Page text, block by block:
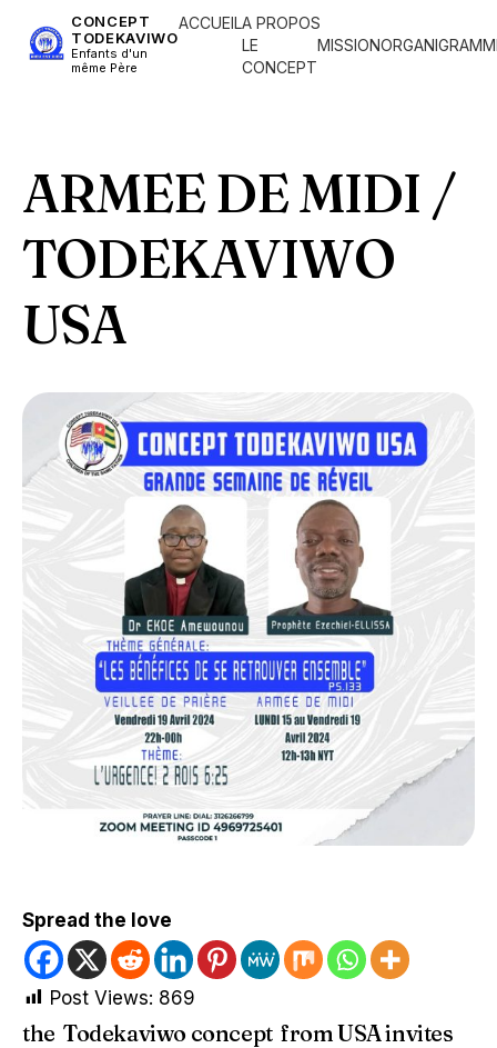
CONCEPT
TODEKAVIWO
Enfants d'un
même Père
ACCUEILA PROPOS
LE
CONCEPT
MISSION
ARMEE DE MIDI /
TODEKAVIWO
USA
Spread the love
Post Views: 869
the Todekaviwo concept from USA invites